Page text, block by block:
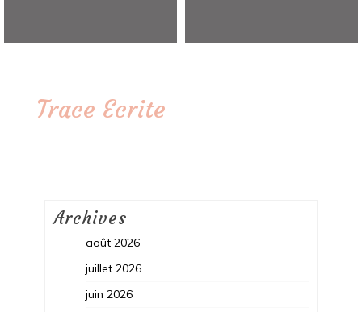
Trace Ecrite
Archives
août 2026
juillet 2026
juin 2026